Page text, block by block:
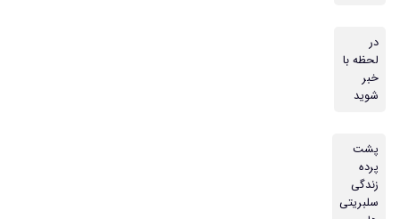
در
لحظه با
خبر
شوید
پشت
پرده
زندگی
سلبریتی